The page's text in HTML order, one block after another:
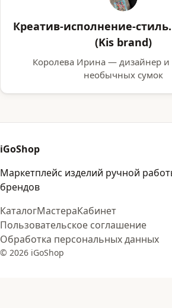
Креатив-исполнение-
(Kis brand)
Королева Ирина — дизайнер и
необычных сумок
iGoShop
Маркетплейс изделий ручной
брендов
КаталогМастераКабинет
Пользовательское соглашение
Обработка персональных данных
© 2026 iGoShop